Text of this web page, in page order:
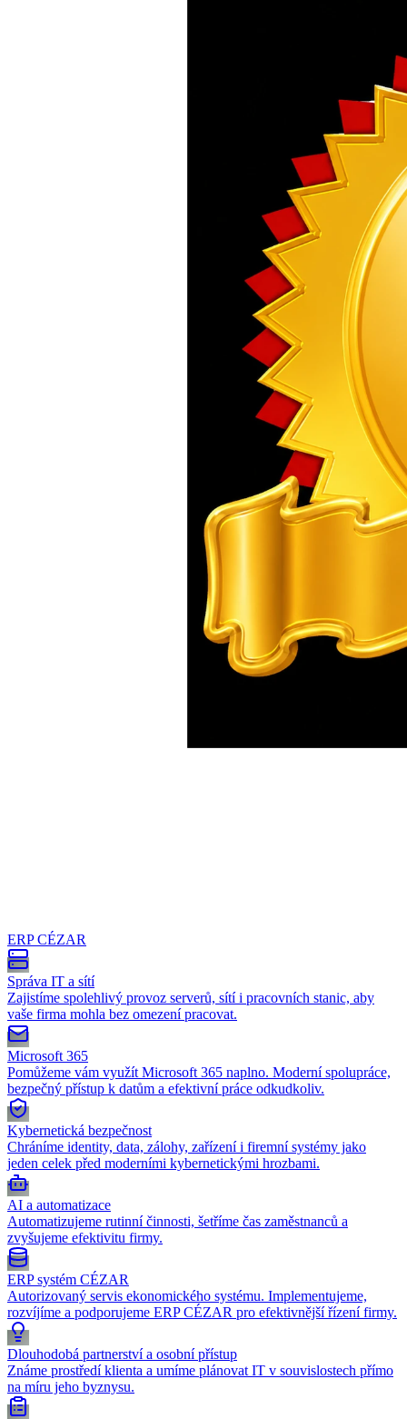
ERP CÉZAR
Správa IT a sítí
Zajistíme spolehlivý provoz serverů, sítí i pracovních stanic, aby
vaše firma mohla bez omezení pracovat.
Microsoft 365
Pomůžeme vám využít Microsoft 365 naplno. Moderní spolupráce,
bezpečný přístup k datům a efektivní práce odkudkoliv.
Kybernetická bezpečnost
Chráníme identity, data, zálohy, zařízení i firemní systémy jako
jeden celek před moderními kybernetickými hrozbami.
AI a automatizace
Automatizujeme rutinní činnosti, šetříme čas zaměstnanců a
zvyšujeme efektivitu firmy.
ERP systém CÉZAR
Autorizovaný servis ekonomického systému. Implementujeme,
rozvíjíme a podporujeme ERP CÉZAR pro efektivnější řízení firmy.
Dlouhodobá partnerství a osobní přístup
Známe prostředí klienta a umíme plánovat IT v souvislostech přímo
na míru jeho byznysu.